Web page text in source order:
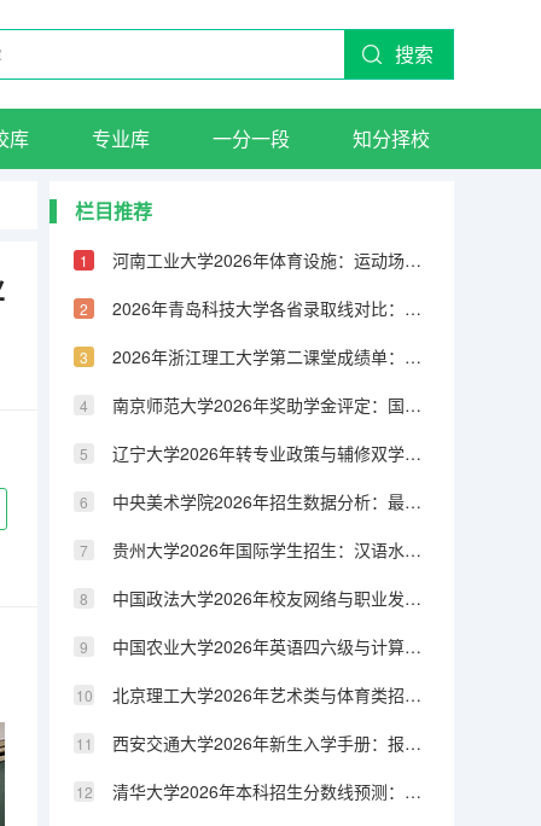
搜索
库 专业库 一分一段 知分择校
栏目推荐
河南工业大学2026年体育设施：运动场馆、健身房与体育课程
2026年青岛科技大学各省录取线对比：物理类与历史类分数差异分析
2026年浙江理工大学第二课堂成绩单：社会实践、志愿服务与素质拓展
南京师范大学2026年奖助学金评定：国家奖学金、励志奖学金与助学金
辽宁大学2026年转专业政策与辅修双学位：申请条件与流程
中央美术学院2026年招生数据分析：最低分、最高分与平均分一览
贵州大学2026年国际学生招生：汉语水平要求与学历认证
中国政法大学2026年校友网络与职业发展：校友会资源与行业导师计划
中国农业大学2026年英语四六级与计算机等级考试：校内考点与通过率
北京理工大学2026年艺术类与体育类招生分数线及专业考试要求
西安交通大学2026年新生入学手册：报到时间、所需材料与生活攻略
清华大学2026年本科招生分数线预测：热门专业与冷门专业对比